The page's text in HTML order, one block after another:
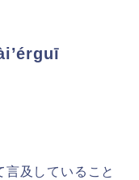
言及していること